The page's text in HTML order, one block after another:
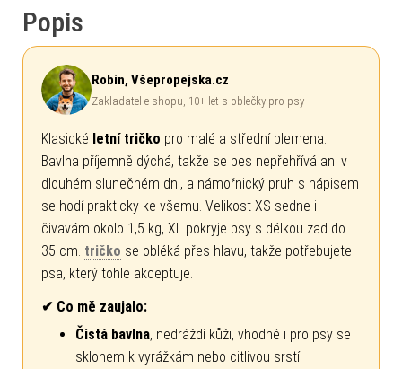
Popis
Robin, Všepropejska.cz
Zakladatel e-shopu, 10+ let s oblečky pro psy
Klasické letní tričko pro malé a střední plemena.
Bavlna příjemně dýchá, takže se pes nepřehřívá ani v
dlouhém slunečném dni, a námořnický pruh s nápisem
se hodí prakticky ke všemu. Velikost XS sedne i
čivavám okolo 1,5 kg, XL pokryje psy s délkou zad do
35 cm. tričko se obléká přes hlavu, takže potřebujete
psa, který tohle akceptuje.
✔ Co mě zaujalo:
Čistá bavlna, nedráždí kůži, vhodné i pro psy se
sklonem k vyrážkám nebo citlivou srstí